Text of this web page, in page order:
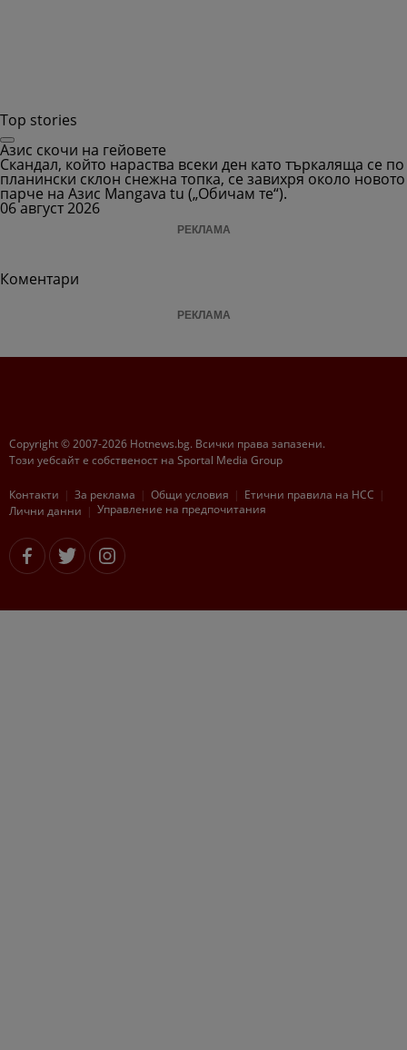
Top stories
Азис скочи на гейовете
Скандал, който нараства всеки ден като търкаляща се по
планински склон снежна топка, се завихря около новото
парче на Азис Mangava tu („Обичам те“).
06 август 2026
РЕКЛАМА
Коментари
РЕКЛАМА
Copyright © 2007-2026 Hotnews.bg. Всички права запазени.
Този уебсайт е собственост на Sportal Media Group
Контакти За рекламa Общи условия
Етични правила на НСС
Лични данни
Управление на предпочитания